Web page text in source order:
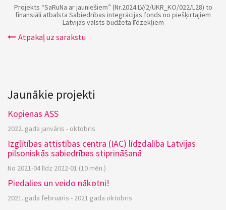
Projekts “SaRuNa ar jauniešiem” (Nr.2024.LV/2/UKR_KO/022/L28) to
finansiāli atbalsta Sabiedrības integrācijas fonds no piešķirtajiem
Latvijas valsts budžeta līdzekļiem
Atpakaļ uz sarakstu
Jaunākie projekti
Kopienas ASS
2022. gada janvāris - oktobris
Izglītības attīstības centra (IAC) līdzdalība Latvijas
pilsoniskās sabiedrības stiprināšanā
No 2021-04 līdz 2022-01 (10 mēn.)
Piedalies un veido nākotni!
2021. gada februāris - 2021.gada oktobris